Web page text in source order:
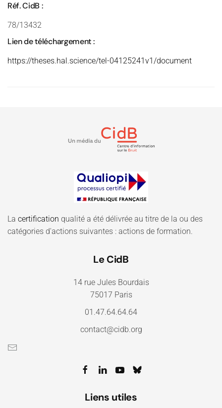
Réf. CidB :
78/13432
Lien de téléchargement :
https://theses.hal.science/tel-04125241v1/document
La certification qualité a été délivrée au titre de la ou des
catégories d'actions suivantes : actions de formation.
Le CidB
14 rue Jules Bourdais
75017 Paris
01.47.64.64.64
contact@cidb.org
Liens utiles